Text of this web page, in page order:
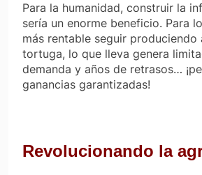
Para la humanidad, construir la
sería un enorme beneficio. Para
más rentable seguir produciendo
tortuga, lo que lleva genera
demanda y años de retrasos…
ganancias garantizadas!
Revolucionando la